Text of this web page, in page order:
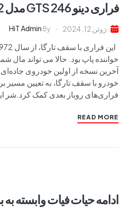
فراری دینو 246 GTS مدل 1972 متعلق به شر
ژوئن 12, 2024 By
HiT Admin
آخرین نسخه از اولین خودروی
فراری‌های روباز بعدی کمک کرد.شر
READ MORE
ادامه حیات فیات وابسته به